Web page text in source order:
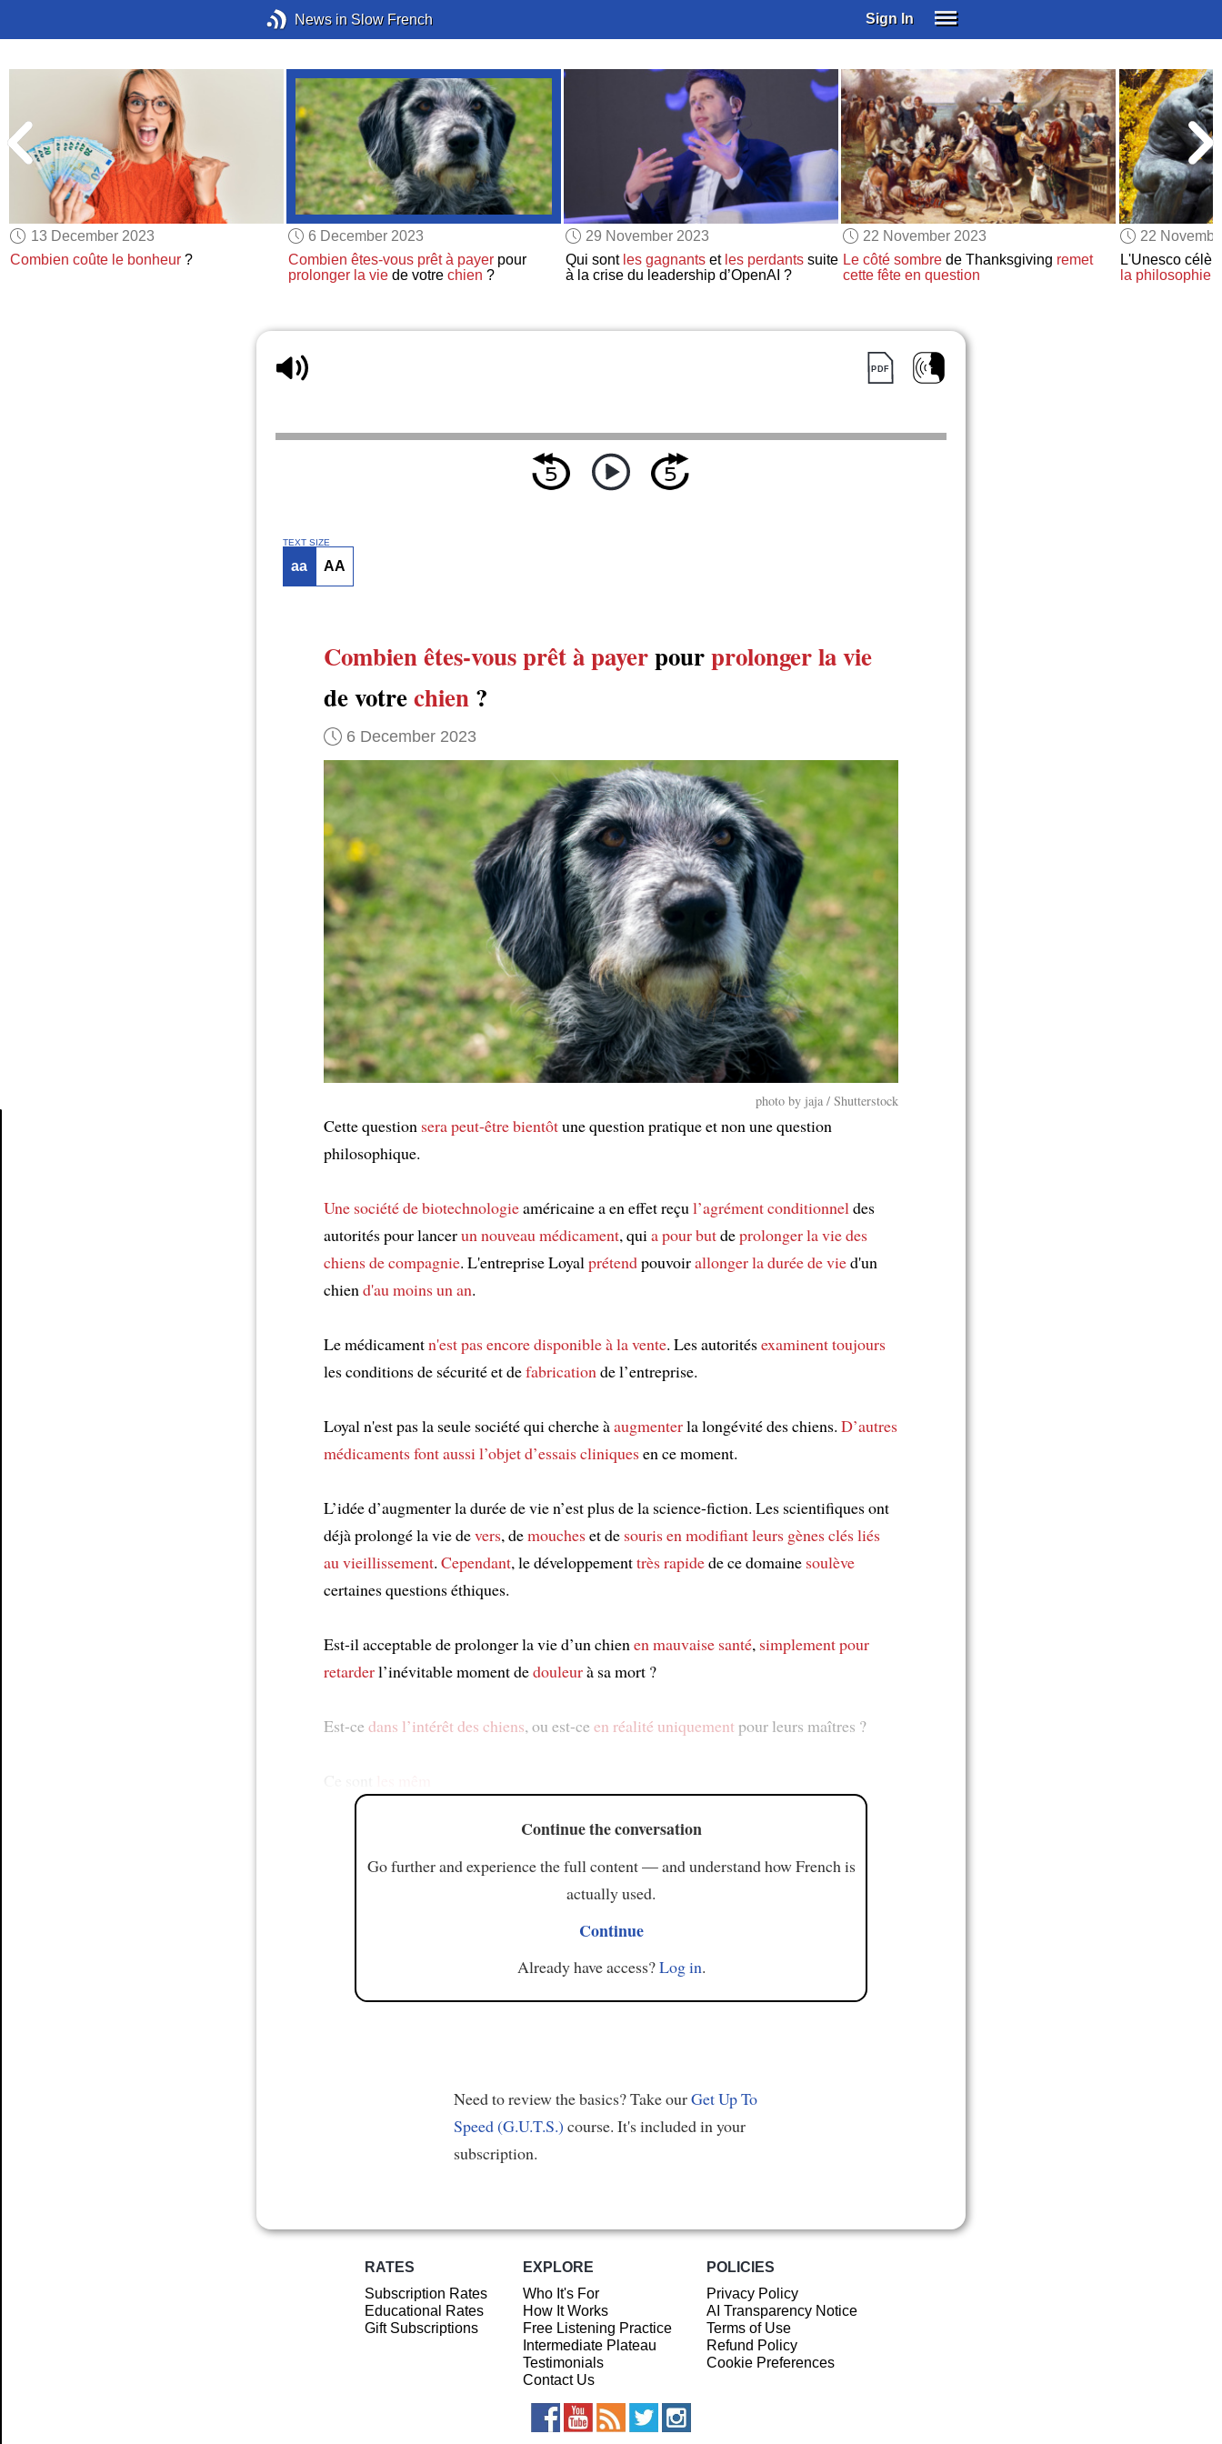
News in Slow French Sign In
SUBSCRIBE
EDUCATIONAL LICENSES
GIFT CARDS
OTHER LANGUAGES
ABOUT US
ALEXA
ADJUST COLORS
13 December 2023
Combien coûte le bonheur ?
6 December 2023
Combien êtes-vous prêt à payerpour
prolonger la viede votre chien ?
29 November 2023
Qui sont les gagnantset les perdantssuite
à la crise du leadership d’OpenAI ?
22 November 2023
Le côté sombrede Thanksgiving remet
cette fête en question
22
L'Unesco
la philosophie
TEXT SIZE
aa AA
Combienêtes-vous prêt à payerpourprolonger la vie
de votrechien ?
6 December 2023
photo by jaja / Shutterstock
Cette question sera peut-êtrebientôtune question pratique et non une question
philosophique.
Une société de biotechnologieaméricaine a en effet reçu l’agrément conditionnel des
autorités pour lancerun nouveau médicament, qui a pour butdeprolonger la viedes
chiens de compagnie. L'entreprise Loyal prétendpouvoirallongerla durée de vied'un
chien d'au moins un an.
Le médicamentn'est pas encore disponibleà la vente. Les autoritésexaminent toujours
les conditions de sécurité et defabrication de l’entreprise.
Loyal n'est pas la seule société qui cherche àaugmenterla longévité des chiens. D’autres
médicamentsfont aussi l’objet d’essais cliniquesen ce moment.
L’idée d’augmenter la durée de vie n’est plus de la science-fiction. Les scientifiques ont
déjà prolongé la vie devers, demoucheset de sourisen modifiantleurs gènes clésliés
au vieillissement. Cependant, le développementtrès rapidede ce domaine soulève
certaines questions éthiques.
Est-il acceptable de prolonger la vie d’un chien en mauvaise santé, simplement pour
retarderl’inévitable moment dedouleurà sa mort ?
Est-cedans l’intérêt des chiens, ou est-ceen réalité uniquement pour leurs maîtres ?
Continue the conversation
Go further and experience the full content — and understand how French is
actually used.
Continue
Already have access?Log in.
Need to review the basics? Take ourGet Up To
Speed (G.U.T.S.) course. It's included in your
subscription.
RATES
Subscription Rates
Educational Rates
Gift Subscriptions
EXPLORE
Who It's For
How It Works
Free Listening Practice
Intermediate Plateau
Testimonials
Contact Us
POLICIES
Privacy Policy
AI Transparency Notice
Terms of Use
Refund Policy
Cookie Preferences